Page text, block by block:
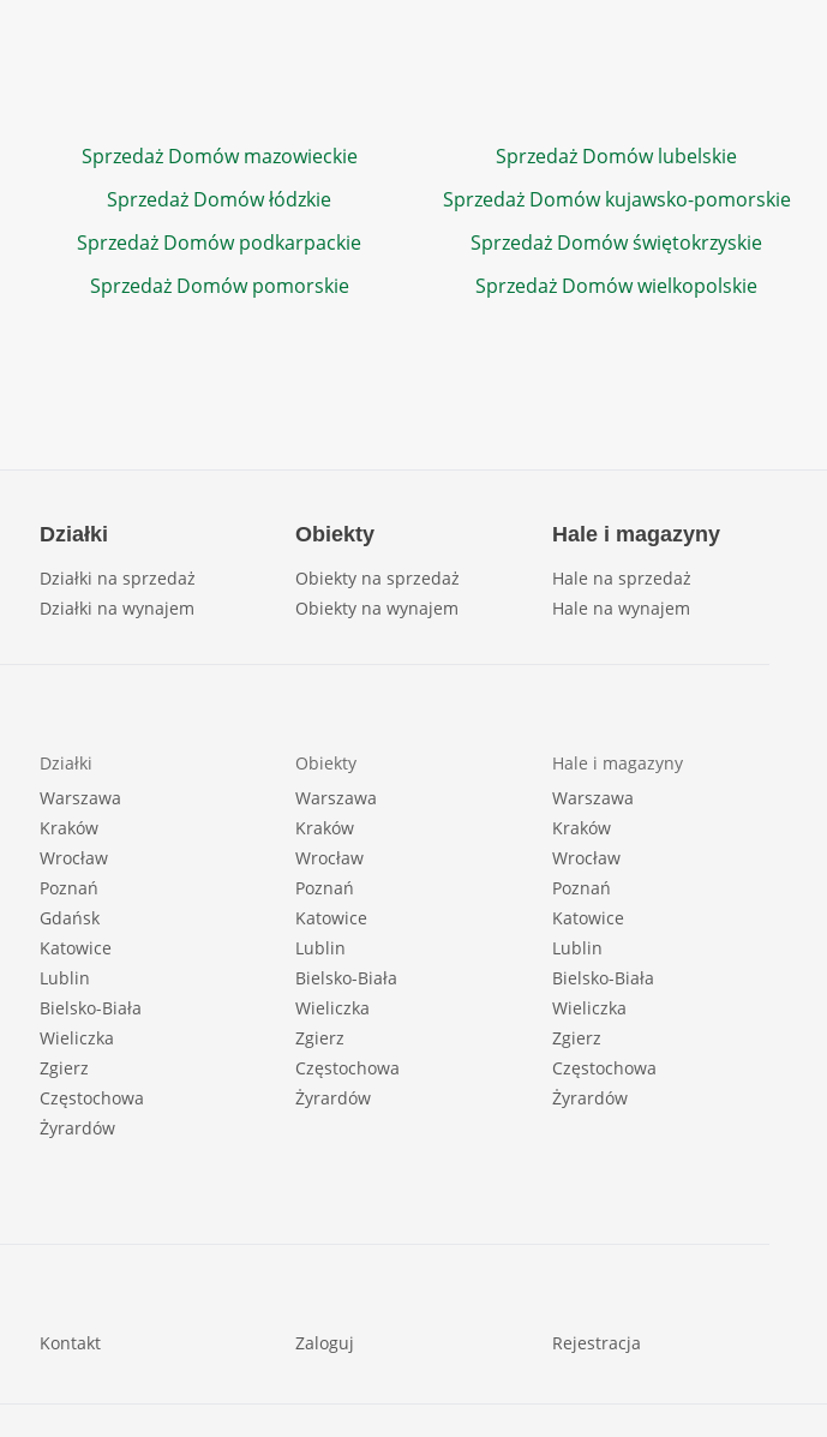
Sprzedaż Domów mazowieckie
Sprzedaż Domów lubelskie
Sprzedaż Domów łódzkie
Sprzedaż Domów kujawsko-pomorskie
Sprzedaż Domów podkarpackie
Sprzedaż Domów świętokrzyskie
Sprzedaż Domów pomorskie Sprzedaż Domów wielkopolskie
Działki
Działki na sprzedaż
Działki na wynajem
Obiekty
Obiekty na sprzedaż
Obiekty na wynajem
Hale i magazyny
Hale na sprzedaż
Hale na wynajem
Działki
Warszawa
Kraków
Wrocław
Poznań
Gdańsk
Katowice
Lublin
Bielsko-Biała
Wieliczka
Zgierz
Częstochowa
Żyrardów
Obiekty
Warszawa
Kraków
Wrocław
Poznań
Katowice
Lublin
Bielsko-Biała
Wieliczka
Zgierz
Częstochowa
Żyrardów
Hale i magazyny
Warszawa
Kraków
Wrocław
Poznań
Katowice
Lublin
Bielsko-Biała
Wieliczka
Zgierz
Częstochowa
Żyrardów
Kontakt Zaloguj Rejestracja